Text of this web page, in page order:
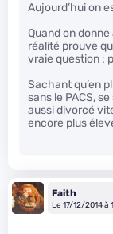
Aujourd’hui on
Quand on
réalité prouve
vraie question :
Sachant qu’en
sans le PACS,
aussi divorcé
encore plus
Faith
Le 17/12/2014 à